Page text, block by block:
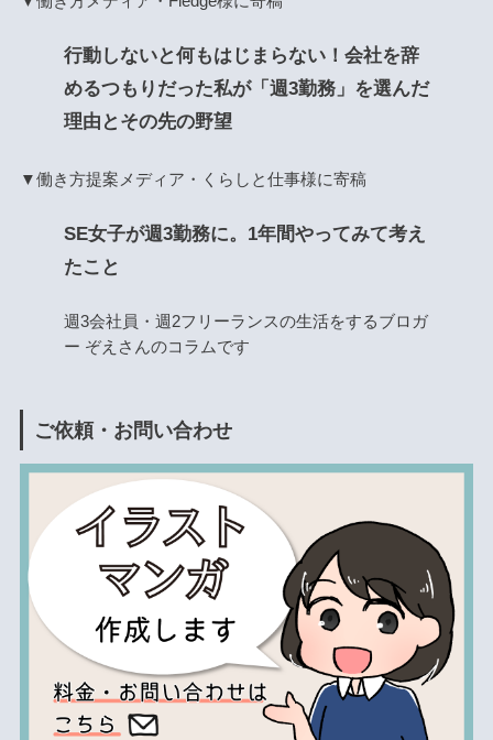
行動しないと何もはじまらない！会社を辞
めるつもりだった私が「週3勤務」を選んだ
理由とその先の野望
▼働き方提案メディア・くらしと仕事様に寄稿
SE女子が週3勤務に。1年間やってみて考え
たこと
週3会社員・週2フリーランスの生活をするブロガ
ー ぞえさんのコラムです
ご依頼・お問い合わせ